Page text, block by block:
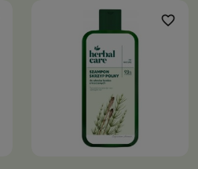
naturalną równowagę
favorite_border